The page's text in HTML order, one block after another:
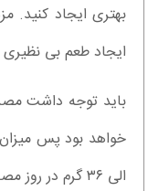
بهتری ایجاد کنید.
ایجاد طعم بی
باید توجه داشت
الی ۳۶ گرم در روز مصرف نداشته باشید.